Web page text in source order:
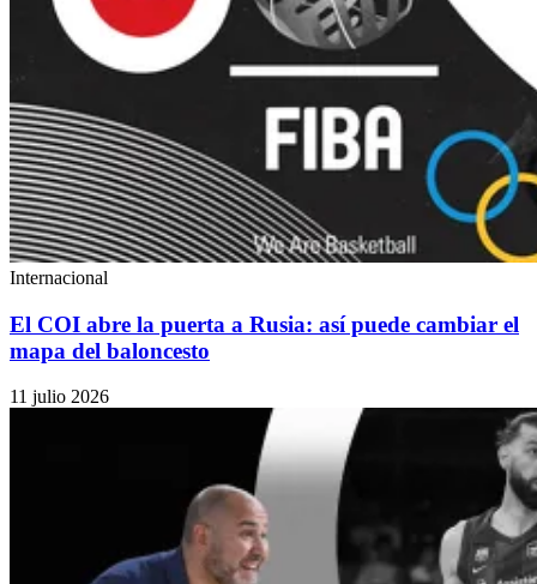
Internacional
El COI abre la puerta a Rusia: así puede cambiar el
mapa del baloncesto
11 julio 2026